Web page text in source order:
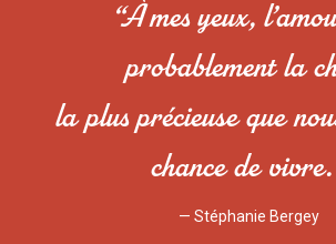
“À mes yeux,
probablement la
la plus précieuse que
chance de
— Stéphanie Bergey